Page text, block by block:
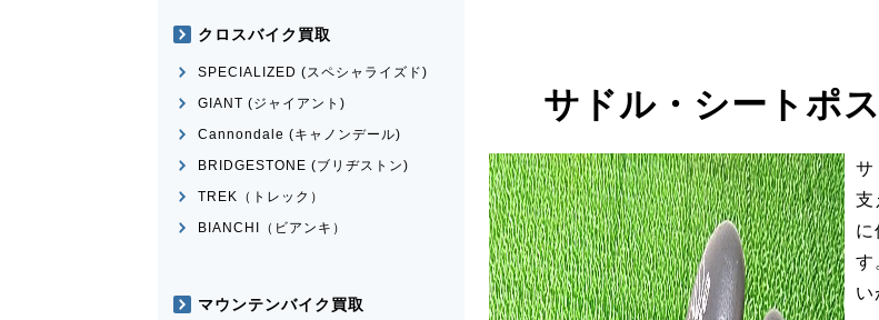
サドル・シートポ
サ
支
に
す
い
クロスバイク買取
SPECIALIZED (スペシャライズド)
GIANT (ジャイアント)
Cannondale (キャノンデール)
BRIDGESTONE (ブリヂストン)
TREK（トレック）
BIANCHI（ビアンキ）
マウンテンバイク買取